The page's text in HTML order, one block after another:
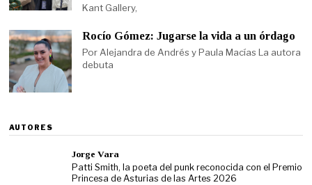
Kant Gallery,
Rocío Gómez: Jugarse la vida a un órdago
Por Alejandra de Andrés y Paula Macías La autora
debuta
AUTORES
Jorge Vara
Patti Smith, la poeta del punk reconocida con el Premio
Princesa de Asturias de las Artes 2026